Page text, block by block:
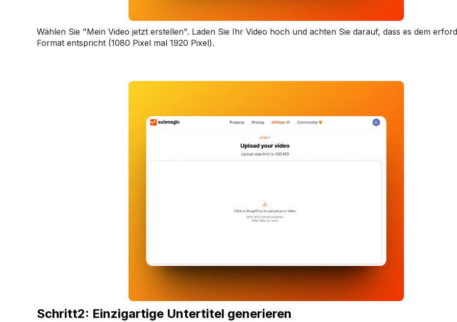
Wählen Sie "Mein Video jetzt erstellen". Laden Sie Ihr Video hoch und achten Sie darauf, dass es dem
Format entspricht (1080 Pixel mal 1920 Pixel).
‍Schritt2: Einzigartige Untertitel generieren